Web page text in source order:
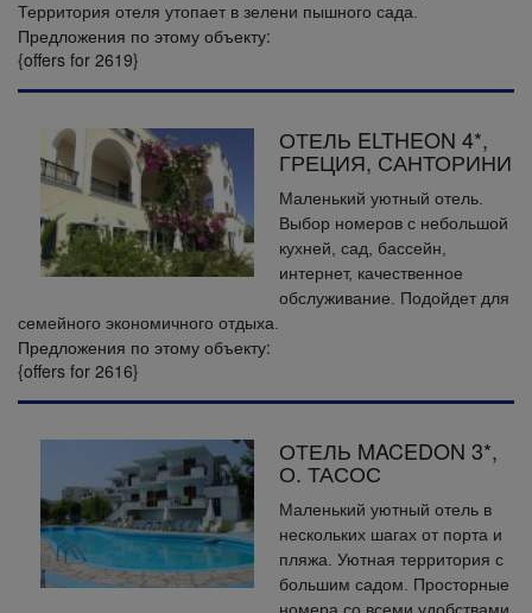
Территория отеля утопает в зелени пышного сада.
Предложения по этому объекту:
{offers for 2619}
ОТЕЛЬ ELTHEON 4*,
ГРЕЦИЯ, САНТОРИНИ
Маленький уютный отель.
Выбор номеров с небольшой
кухней, сад, бассейн,
интернет, качественное
обслуживание. Подойдет для
семейного экономичного отдыха.
Предложения по этому объекту:
{offers for 2616}
ОТЕЛЬ MACEDON 3*,
О. ТАСОС
Маленький уютный отель в
нескольких шагах от порта и
пляжа. Уютная территория с
большим садом. Просторные